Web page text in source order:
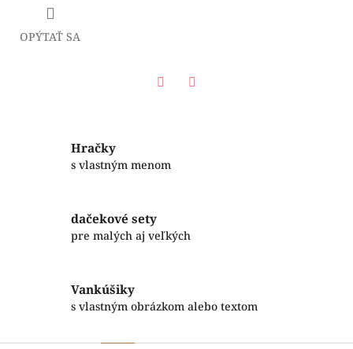
OPÝTAŤ SA
Hračky
s vlastným menom
dačekové sety
pre malých aj veľkých
Vankúšiky
s vlastným obrázkom alebo textom